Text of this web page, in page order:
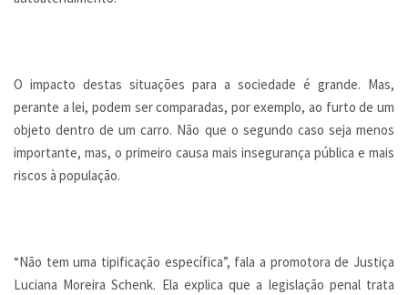
O impacto destas situações para a sociedade é grande. Mas,
perante a lei, podem ser comparadas, por exemplo, ao furto de um
objeto dentro de um carro. Não que o segundo caso seja menos
importante, mas, o primeiro causa mais insegurança pública e mais
riscos à população.
“Não tem uma tipificação específica”, fala a promotora de Justiça
Luciana Moreira Schenk. Ela explica que a legislação penal trata